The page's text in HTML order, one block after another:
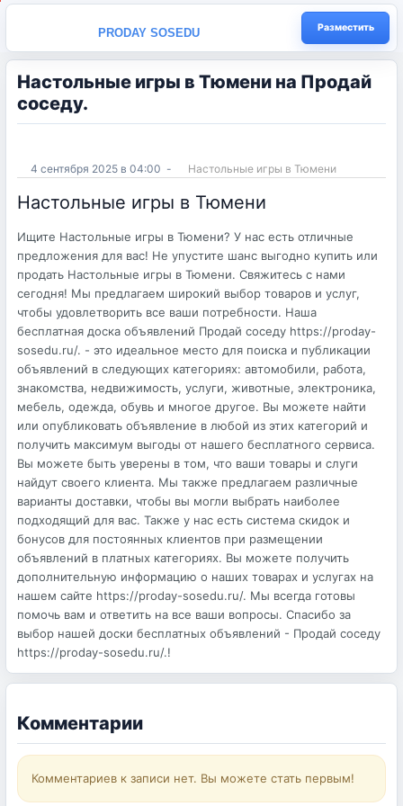
PRODAY SOSEDU Разместить
Настольные игры в Тюмени на Продай
соседу.
4 сентября 2025 в 04:00 - Настольные игры в Тюмени
Настольные игры в Тюмени
Ищите Настольные игры в Тюмени? У нас есть отличные
предложения для вас! Не упустите шанс выгодно купить или
продать Настольные игры в Тюмени. Свяжитесь с нами
сегодня! Мы предлагаем широкий выбор товаров и услуг,
чтобы удовлетворить все ваши потребности. Наша
бесплатная доска объявлений Продай соседу https://proday-
sosedu.ru/. - это идеальное место для поиска и публикации
объявлений в следующих категориях: автомобили, работа,
знакомства, недвижимость, услуги, животные, электроника,
мебель, одежда, обувь и многое другое. Вы можете найти
или опубликовать объявление в любой из этих категорий и
получить максимум выгоды от нашего бесплатного сервиса.
Вы можете быть уверены в том, что ваши товары и слуги
найдут своего клиента. Мы также предлагаем различные
варианты доставки, чтобы вы могли выбрать наиболее
подходящий для вас. Также у нас есть система скидок и
бонусов для постоянных клиентов при размещении
объявлений в платных категориях. Вы можете получить
дополнительную информацию о наших товарах и услугах на
нашем сайте https://proday-sosedu.ru/. Мы всегда готовы
помочь вам и ответить на все ваши вопросы. Спасибо за
выбор нашей доски бесплатных объявлений - Продай соседу
https://proday-sosedu.ru/.!
Комментарии
Комментариев к записи нет. Вы можете стать первым!